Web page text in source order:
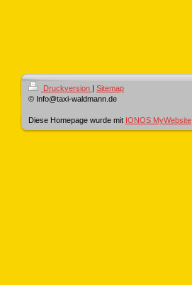
Druckversion | Sitemap
© Info@taxi-waldmann.de
Diese Homepage wurde mit IONOS MyWebsite